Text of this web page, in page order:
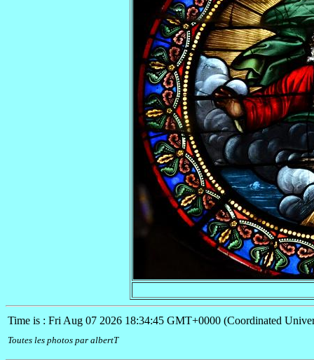
Time is : Fri Aug 07 2026 18:34:45 GMT+0000 (Coordinated
Toutes les photos par albertT